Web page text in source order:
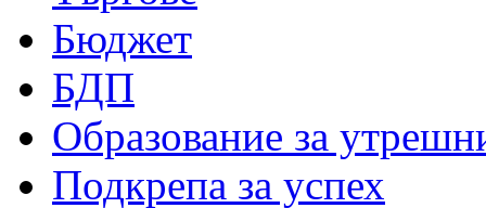
Бюджет
БДП
Образование за
Подкрепа за успех